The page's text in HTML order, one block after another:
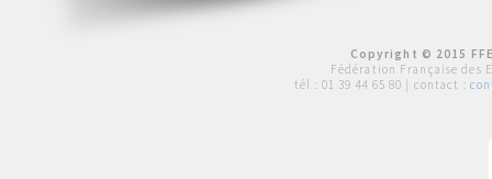
Copyright © 2015
Fédération Française des
tél : 01 39 44 65 80 | contact :